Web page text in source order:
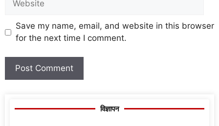
Save my name, email, and website in this browser
for the next time I comment.
विज्ञापन